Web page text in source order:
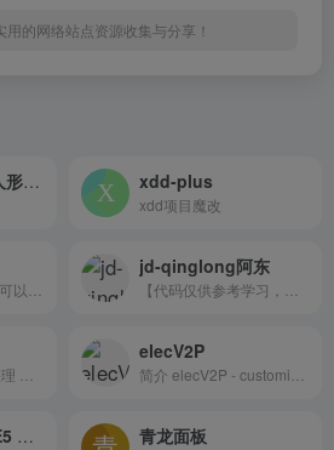
的网络站点资源收集与分享！
PagerMaidPro人形bot xdd-plus
xdd项目魔改
jd-qinglong阿东
elecV2P
Microsoft 365 E5 Renew X 青龙面板